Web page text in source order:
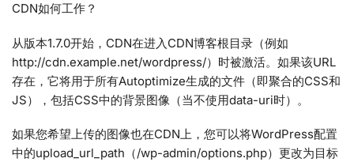
CDN如何工作？
从版本1.7.0开始，CDN在进入CDN博客根目录（例如
http://cdn.example.net/wordpress/）时被激活。如果该URL
存在，它将用于所有Autoptimize生成的文件（即聚合的CSS和
JS），包括CSS中的背景图像（当不使用data-uri时）。
如果您希望上传的图像也在CDN上，您可以将WordPress配置
中的upload_url_path（/wp-admin/options.php）更改为目标